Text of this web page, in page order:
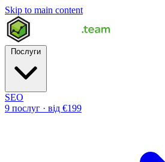
Skip to main content
SEO
9 послуг · від €199